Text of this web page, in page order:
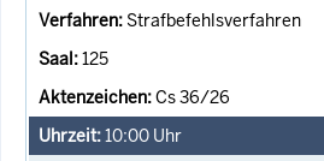
Strafbefehlsverfahren
125
Cs 36/26
10:00 Uhr